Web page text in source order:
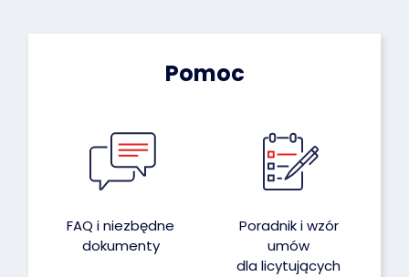
Pomoc
FAQ i niezbędne
dokumenty
Poradnik i wzór
umów
dla licytujących